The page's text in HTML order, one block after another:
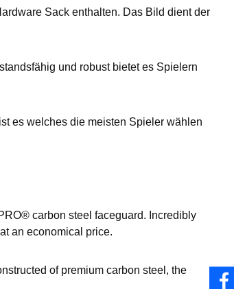
Sack enthalten. Das Bild dient der
und robust bietet es Spielern
es welches die meisten Spieler wählen
carbon steel faceguard. Incredibly
an economical price.
of premium carbon steel, the